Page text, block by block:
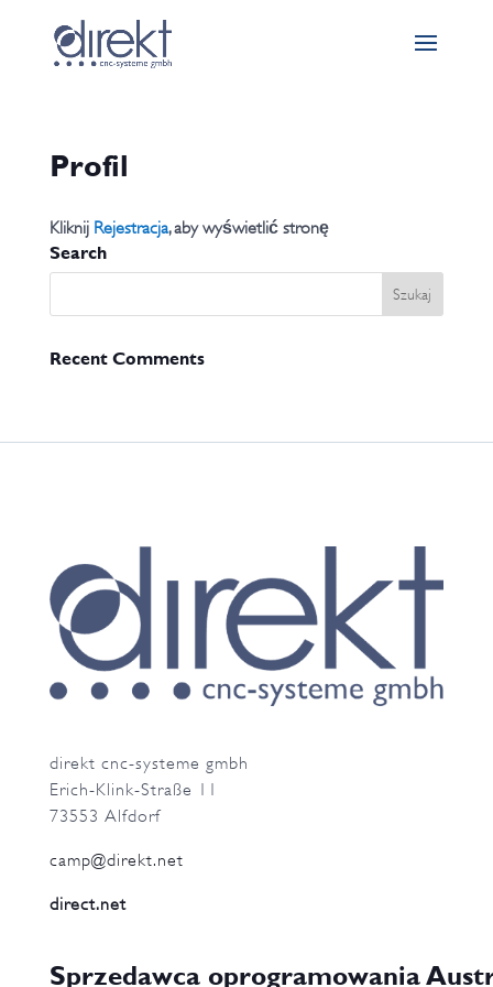
Profil
Kliknij Rejestracja, aby wyświetlić stronę
Search
Recent Comments
direkt cnc-systeme gmbh
Erich-Klink-Straße 11
73553 Alfdorf
camp@direkt.net
direct.net
Sprzedawca oprogramowania